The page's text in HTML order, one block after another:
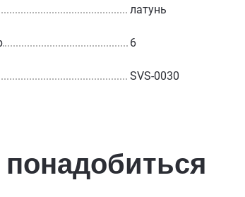
латунь
6
SVS-0030